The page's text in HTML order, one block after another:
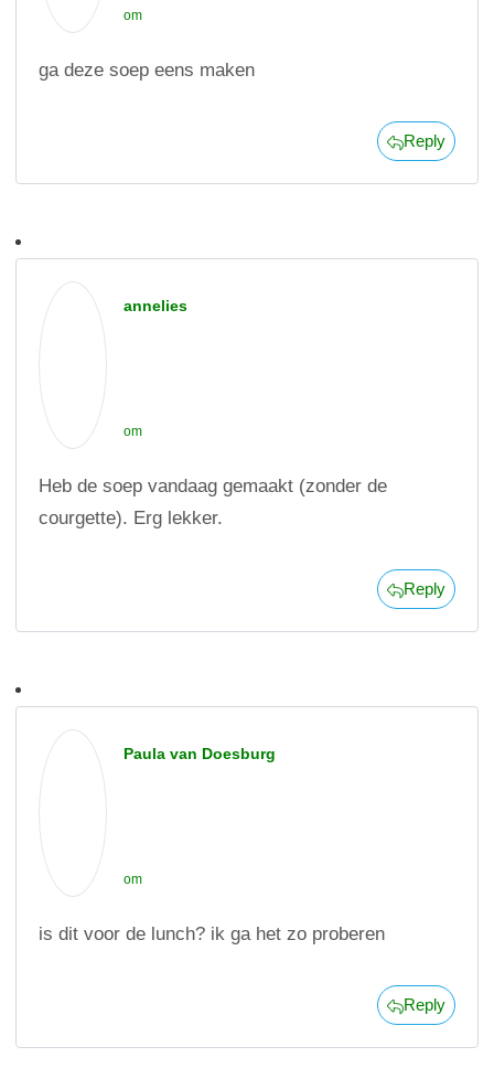
om
ga deze soep eens maken
Reply
annelies
om
Heb de soep vandaag gemaakt (zonder de
courgette). Erg lekker.
Reply
Paula van Doesburg
om
is dit voor de lunch? ik ga het zo proberen
Reply